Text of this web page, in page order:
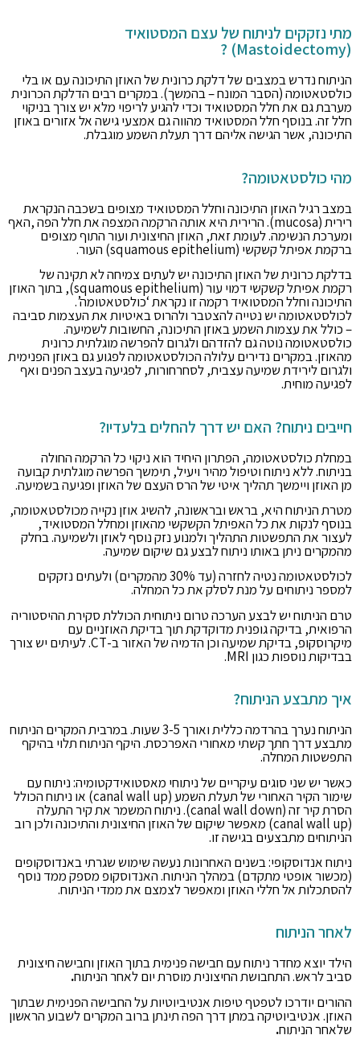
מתי נזקקים לניתוח של עצם המסטואיד
(Mastoidectomy) ?
הניתוח נדרש במצבים של דלקת כרונית של האוזן התיכונה עם או בלי
כולסטאטומה (הסבר המונח – בהמשך). במקרים רבים הדלקת הכרונית
מערבת גם את חלל המסטואיד וכדי להגיע לריפוי מלא יש צורך בניקוי
חלל זה. בנוסף חלל המסטואיד מהווה גם אמצעי גישה אל אזורים באוזן
התיכונה, אשר הגישה אליהם דרך תעלת השמע מוגבלת.
מהי כולסטאטומה?
במצב רגיל האוזן התיכונה וחלל המסטואיד מצופים בשכבה הנקראת
רירית (mucosa). הרירית היא אותה הרקמה המצפה את חלל הפה ,האף
ומערכת הנשימה. לעומת זאת, האוזן החיצונית ועור התוף מצופים
ברקמת אפיתל קשקשי (squamous epithelium) העור.
בדלקת כרונית של האוזן התיכונה יש לעתים צמיחה לא תקינה של
רקמת אפיתל קשקשי דמוי עור (squamous epithelium), בתוך האוזן
התיכונה וחלל המסטואיד רקמה זו נקראת ‘כולסטאטומה’.
לכולסטאטומה יש נטייה להצטבר ולהרוס באיטיות את העצמות סביבה
– כולל את עצמות השמע באוזן התיכונה, החשובות לשמיעה.
כולסטאטומה נוטה גם להזדהם ולגרום להפרשה מוגלתית כרונית
מהאוזן. במקרים נדירים עלולה הכולסטאטומה לפגוע גם באוזן הפנימית
ולגרום לירידת שמיעה עצבית, לסחרחורות, לפגיעה בעצב הפנים ואף
לפגיעה מוחית.
חייבים ניתוח? האם יש דרך להחלים בלעדיו?
במחלת כולסטאטומה, הפתרון היחיד הוא ניקוי כל הרקמה החולה
בניתוח. ללא ניתוח וטיפול מהיר ויעיל, תימשך הפרשה מוגלתית קבועה
מן האוזן ויימשך תהליך איטי של הרס העצם של האוזן ופגיעה בשמיעה.
מטרת הניתוח היא, בראש ובראשונה, להשיג אוזן נקייה מכולסטאטומה,
בנוסף לנקות את כל האפיתל הקשקשי מהאוזן ומחלל המסטואיד,
לעצור את התפשטות התהליך ולמנוע נזק נוסף לאוזן ולשמיעה. בחלק
מהמקרים ניתן באותו ניתוח לבצע גם שיקום שמיעה.
לכולסטאטומה נטיה לחזרה (עד 30% מהמקרים) ולעתים נזקקים
למספר ניתוחים על מנת לסלק את כל המחלה.
טרם הניתוח יש לבצע הערכה טרום ניתוחית הכוללת סקירת ההיסטוריה
הרפואית, בדיקה גופנית מדוקדקת תוך בדיקת האוזניים עם
מיקרוסקופ, בדיקת שמיעה וכן הדמיה של האזור ב-CT. לעיתים יש צורך
בבדיקות נוספות כגון MRI.
איך מתבצע הניתוח?
הניתוח נערך בהרדמה כללית ואורך 3-5 שעות. במרבית המקרים הניתוח
מתבצע דרך חתך קשתי מאחורי האפרכסת. היקף הניתוח תלוי בהיקף
התפשטות המחלה.
כאשר יש שני סוגים עיקריים של ניתוחי מאסטואידקטומיה: ניתוח עם
שימור הקיר האחורי של תעלת השמע (canal wall up) או ניתוח הכולל
הסרת קיר זה (canal wall down). ניתוח המשמר את קיר התעלה
(canal wall up) מאפשר שיקום של האוזן החיצונית והתיכונה ולכן רוב
הניתוחים מתבצעים בגישה זו.
ניתוח אנדוסקופי: בשנים האחרונות נעשה שימוש שגרתי באנדוסקופים
(מכשור אופטי מתקדם) במהלך הניתוח. האנדוסקופ מספק ממד נוסף
להסתכלות אל חללי האוזן ומאפשר לצמצם את ממדי הניתוח.
לאחר הניתוח
הילד יוצא מחדר ניתוח עם חבישה פנימית בתוך האוזן וחבישה חיצונית
סביב לראש. התחבושת החיצונית מוסרת יום לאחר הניתוח.
ההורים יודרכו לטפטף טיפות אנטיביוטיות על החבישה הפנימית שבתוך
האוזן. אנטיביוטיקה במתן דרך הפה תינתן ברוב המקרים לשבוע הראשון
שלאחר הניתוח.